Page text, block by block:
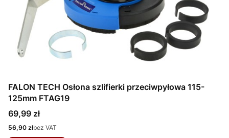
FALON TECH Osłona szlifierki przeciwpyłowa 115-
125mm FTAG19
Cena
69,99 zł
Cena
56,90 złbez VAT